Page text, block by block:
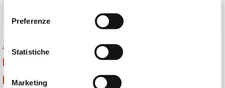
Preferenze
Statistiche
Marketing
TAGS
attività per bambini Attività per ragazzi
biblioteca
biblioteca Monselice Biblioteca San Biagio